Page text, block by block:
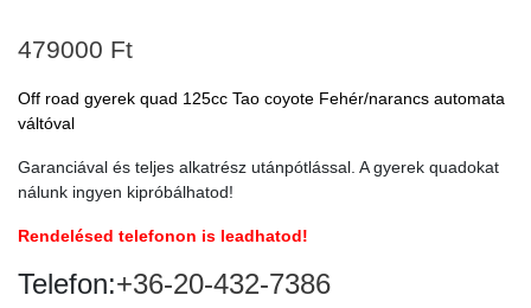
479000 Ft
Off road gyerek quad 125cc Tao coyote Fehér/narancs automata
váltóval
Garanciával és teljes alkatrész utánpótlással. A gyerek quadokat
nálunk ingyen kipróbálhatod!
Rendelésed telefonon is leadhatod!
Telefon:+36-20-432-7386